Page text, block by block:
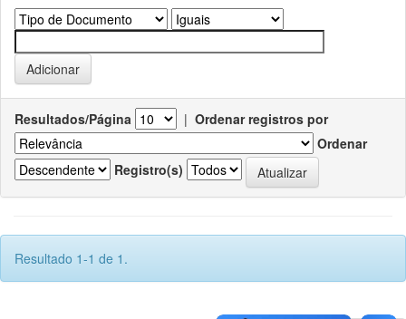
Resultados/Página | Ordenar registros por
Ordenar
Registro(s)
Resultado 1-1 de 1.